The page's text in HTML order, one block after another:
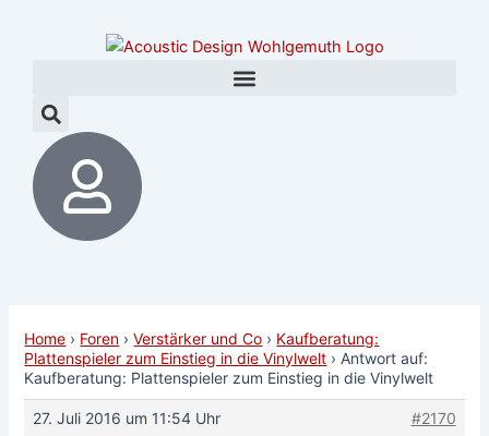
Home › Foren › Verstärker und Co › Kaufberatung:
Plattenspieler zum Einstieg in die Vinylwelt › Antwort auf:
Kaufberatung: Plattenspieler zum Einstieg in die Vinylwelt
27. Juli 2016 um 11:54 Uhr #2170